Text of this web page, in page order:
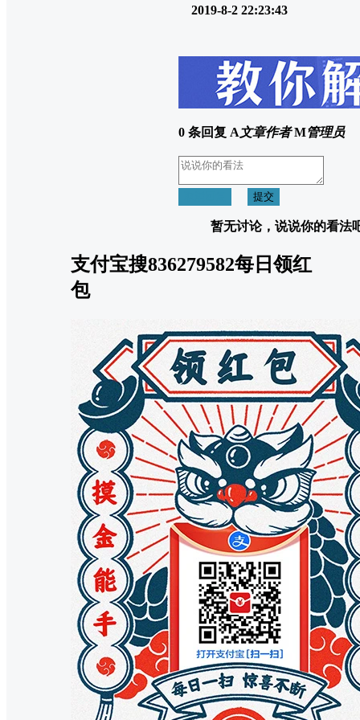
2019-8-2 22:23:43
0 条回复 A文章作者 M管理员
提交
暂无讨论，说说你的看法
支付宝搜836279582每日领红
包